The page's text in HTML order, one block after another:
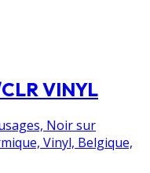
VINYL
Noir sur
Vinyl, Belgique,